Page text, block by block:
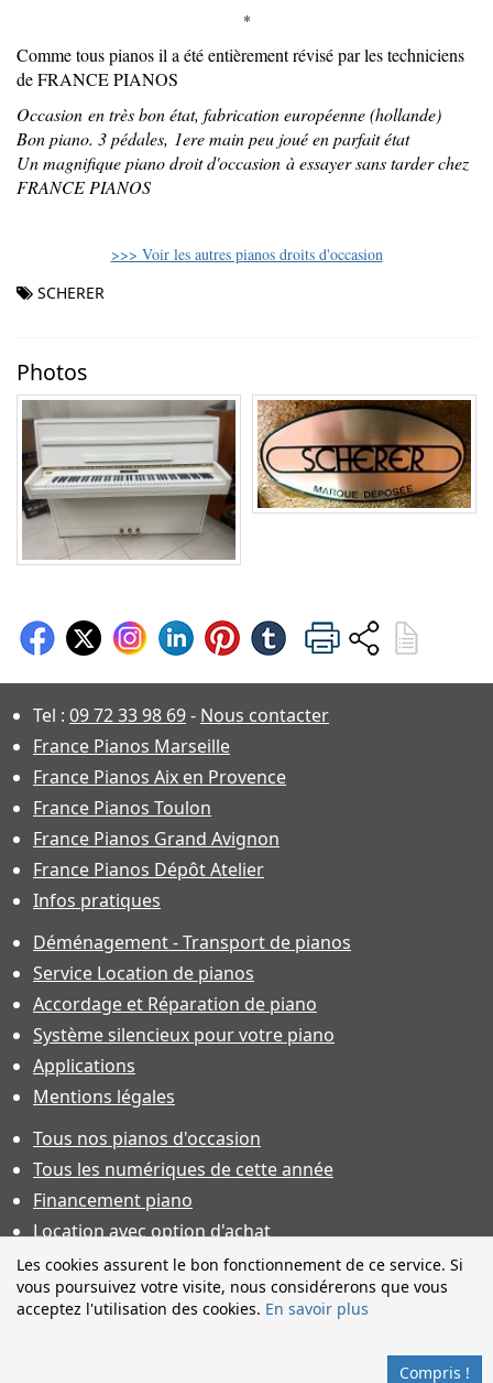
Les cookies assurent le bon fonctionnement de ce service. Si
vous poursuivez votre visite, nous considérerons que vous
acceptez l'utilisation des cookies. En savoir plus
Compris !
*
Comme tous pianos il a été entièrement révisé par les techniciens
de FRANCE PIANOS
Occasion en très bon état, fabrication européenne (hollande)
Bon piano. 3 pédales, 1ere main peu joué en parfait état
Un magnifique piano droit d'occasion à essayer sans tarder chez
FRANCE PIANOS
>>> Voir les autres pianos droits d'occasion
SCHERER
Photos
Tel : 09 72 33 98 69- Nous contacter
France Pianos Marseille
France Pianos Aix en Provence
France Pianos Toulon
France Pianos Grand Avignon
France Pianos Dépôt Atelier
Infos pratiques
Déménagement - Transport de pianos
Service Location de pianos
Accordage et Réparation de piano
Système silencieux pour votre piano
Applications
Mentions légales
Tous nos pianos d'occasion
Tous les numériques de cette année
Financement piano
Location avec option d'achat
Conditions générales de vente
Offres d'emploi & contrat d'apprentissage
toutes réserves et sauf erreur. Financement sous réserve